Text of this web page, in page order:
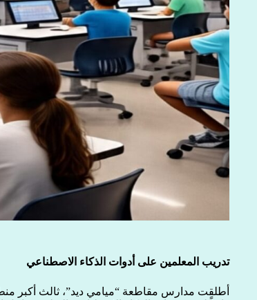
تدريب المعلمين على أدوات الذكاء الاصطناعي
أطلقت مدارس مقاطعة “ميامي ديد”، ثالث أكبر